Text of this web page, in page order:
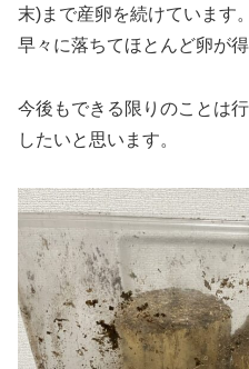
末)まで産卵を続けています
早々に落ちてほとんど卵が
今後もできる限りのことは
したいと思います。